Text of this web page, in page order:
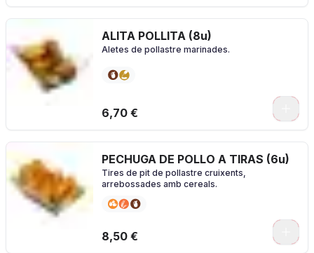
ALITA POLLITA (8u)
Aletes de pollastre marinades.
6,70 €
PECHUGA DE POLLO A TIRAS (6u)
Tires de pit de pollastre cruixents,
arrebossades amb cereals.
8,50 €